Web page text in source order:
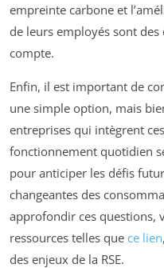
empreinte carbone et
de leurs employés sont des
compte.
Enfin, il est important de
une simple option, mais
entreprises qui intègrent
fonctionnement quotidien
pour anticiper les défis
changeantes des
approfondir ces questions,
ressources telles que ce lien
des enjeux de la RSE.